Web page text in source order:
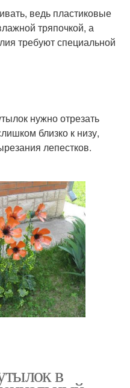
ведь пластиковые
тряпочкой, а
требуют специальной
нужно отрезать
близко к низу,
лепестков.
в